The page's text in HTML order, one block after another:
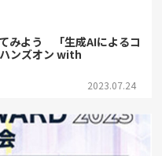
みよう 「生成AIによるコ
ンズオン with
2023.07.24